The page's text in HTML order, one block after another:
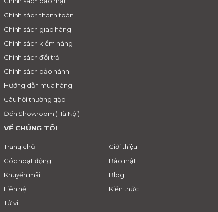
Chính sách thanh toán
Chính sách giao hàng
Chính sách kiểm hàng
Chính sách đổi trả
Chính sách bảo hành
Hướng dẫn mua hàng
Câu hỏi thường gặp
Đến Showroom (Hà Nội)
VỀ CHÚNG TÔI
Trang chủ
Giới thiệu
Góc hoạt động
Bảo mật
Khuyến mãi
Blog
Liên hệ
Kiến thức
Tử vi